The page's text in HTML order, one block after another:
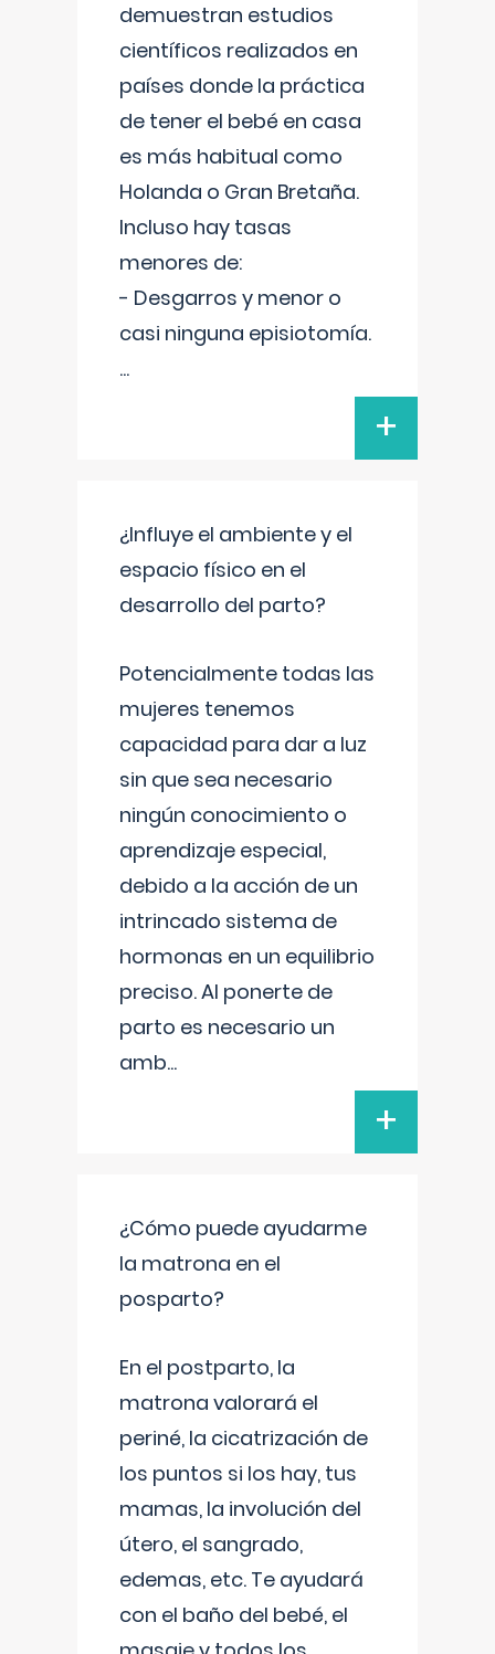
demuestran estudios
científicos realizados en
países donde la práctica
de tener el bebé en casa
es más habitual como
Holanda o Gran Bretaña.
Incluso hay tasas
menores de:
- Desgarros y menor o
casi ninguna episiotomía.
...
+
¿Influye el ambiente y el
espacio físico en el
desarrollo del parto?
Potencialmente todas las
mujeres tenemos
capacidad para dar a luz
sin que sea necesario
ningún conocimiento o
aprendizaje especial,
debido a la acción de un
intrincado sistema de
hormonas en un equilibrio
preciso. Al ponerte de
parto es necesario un
amb...
+
¿Cómo puede ayudarme
la matrona en el
posparto?
En el postparto, la
matrona valorará el
periné, la cicatrización de
los puntos si los hay, tus
mamas, la involución del
útero, el sangrado,
edemas, etc. Te ayudará
con el baño del bebé, el